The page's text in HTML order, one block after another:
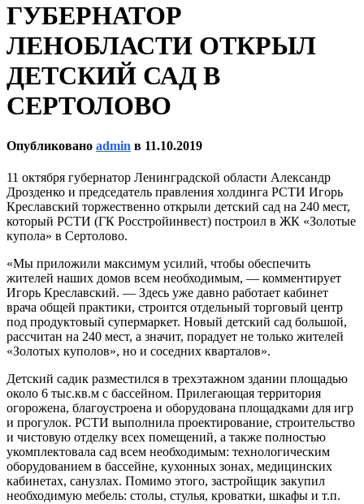
ГУБЕРНАТОР
ЛЕНОБЛАСТИ ОТКРЫЛ
ДЕТСКИЙ САД В
СЕРТОЛОВО
Опубликовано admin в 11.10.2019
11 октября губернатор Ленинградской области Александр
Дрозденко и председатель правления холдинга РСТИ Игорь
Креславский торжественно открыли детский сад на 240 мест,
который РСТИ (ГК Росстройинвест) построил в ЖК «Золотые
купола» в Сертолово.
«Мы приложили максимум усилий, чтобы обеспечить
жителей наших домов всем необходимым, — комментирует
Игорь Креславский. — Здесь уже давно работает кабинет
врача общей практики, строится отдельный торговый центр
под продуктовый супермаркет. Новый детский сад большой,
рассчитан на 240 мест, а значит, порадует не только жителей
«Золотых куполов», но и соседних кварталов».
Детский садик разместился в трехэтажном здании площадью
около 6 тыс.кв.м с бассейном. Прилегающая территория
огорожена, благоустроена и оборудована площадками для игр
и прогулок. РСТИ выполнила проектирование, строительство
и чистовую отделку всех помещений, а также полностью
укомплектовала сад всем необходимым: технологическим
оборудованием в бассейне, кухонных зонах, медицинских
кабинетах, санузлах. Помимо этого, застройщик закупил
необходимую мебель: столы, стулья, кроватки, шкафы и т.п.